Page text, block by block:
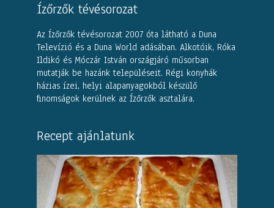
Ízőrzők tévésorozat
Az Ízőrzők tévésorozat 2007 óta látható a Duna
Televízió és a Duna World adásában. Alkotóik, Róka
Ildikó és Móczár István országjáró műsorban
mutatják be hazánk településeit. Régi konyhák
házias ízei, helyi alapanyagokból készülő
finomságok kerülnek az Ízőrzők asztalára.
Recept ajánlatunk